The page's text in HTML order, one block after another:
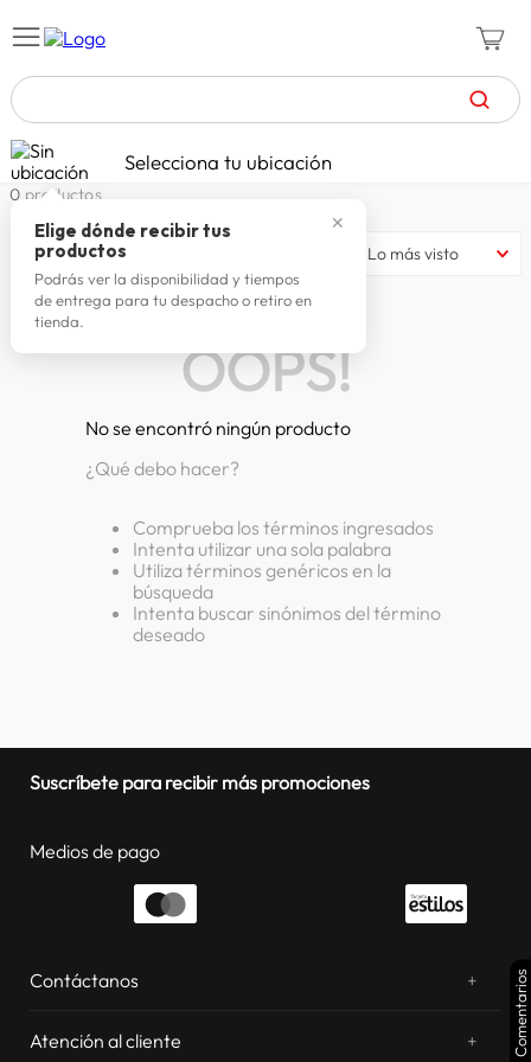
TÉRMINOS MÁS BUSCADOS
1. celulares
2. zapatillas mujer
3. zapatillas hombre
4. moda
5. zapatillas
laptop
terrex
lavadora
Selecciona tu ubicación
✕
Elige dónde recibir tus
productos
Podrás ver la disponibilidad y tiempos
de entrega para tu despacho o retiro en
tienda.
0 productos
Lo más visto
OOPS!
No se encontró ningún producto
¿Qué debo hacer?
Comprueba los términos ingresados
Intenta utilizar una sola palabra
Utiliza términos genéricos en la
búsqueda
Intenta buscar sinónimos del término
deseado
Suscríbete para recibir más promociones
Medios de pago
Contáctanos +
Atención al cliente
+
Comentarios